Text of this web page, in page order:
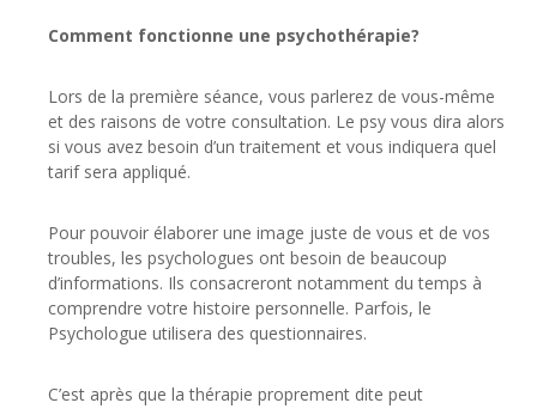
Comment fonctionne une psychothérapie?
Lors de la première séance, vous parlerez de vous-même
et des raisons de votre consultation. Le psy vous dira alors
si vous avez besoin d’un traitement et vous indiquera quel
tarif sera appliqué.
Pour pouvoir élaborer une image juste de vous et de vos
troubles, les psychologues ont besoin de beaucoup
d’informations. Ils consacreront notamment du temps à
comprendre votre histoire personnelle. Parfois, le
Psychologue utilisera des questionnaires.
C’est après que la thérapie proprement dite peut